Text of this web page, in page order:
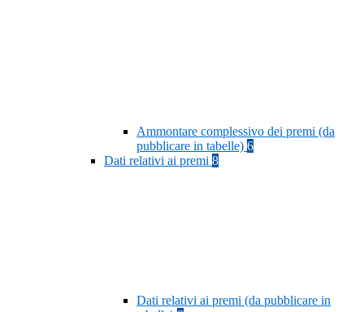
Ammontare complessivo dei premi (da
pubblicare in tabelle) 6
Dati relativi ai premi 8
Dati relativi ai premi (da pubblicare in